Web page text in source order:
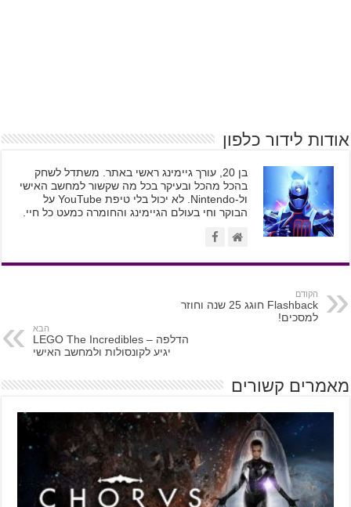
אודות לידור כלפון
בן 20, עורך גיימינג ראשי באתר. משתדל לשחק
בהכל מהכל ובעיקר בכל מה שקשור למחשב האישי
ול-Nintendo. לא יכול בלי טיפת YouTube על
הבוקר וחי בעולם הגיימינג והחומרה כמעט כל חיי.
הקודם
Flashback חוגג 25 שנה וחוזר
למסכים!
הבא
הדלפה – LEGO The Incredibles
יגיע לקונסולות ולמחשב האישי
מאמרים קשורים